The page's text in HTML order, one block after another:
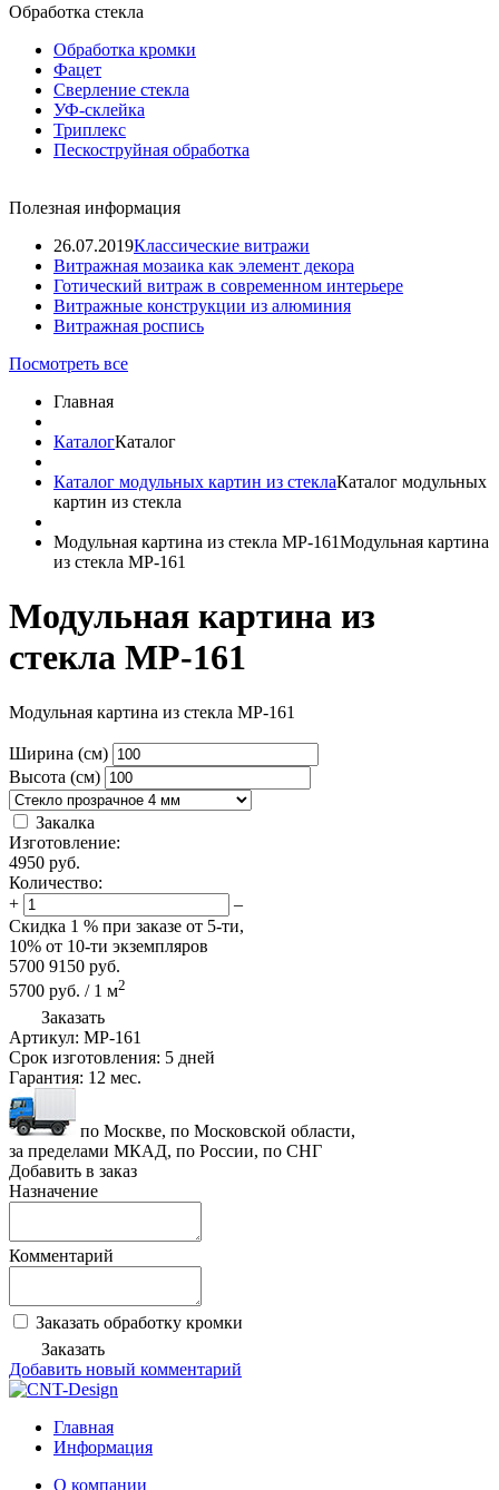
Обработка стекла
Обработка кромки
Фацет
Сверление стекла
УФ-склейка
Триплекс
Пескоструйная обработка
Полезная информация
26.07.2019Классические витражи
Витражная мозаика как элемент декора
Готический витраж в современном интерьере
Витражные конструкции из алюминия
Витражная роспись
Посмотреть все
Главная
КаталогКаталог
Каталог модульных картин из стеклаКаталог модульных
картин из стекла
Модульная картина из стекла MP-161Модульная картина
из стекла MP-161
Модульная картина из
стекла MP-161
Модульная картина из стекла MP-161
Ширина (см)
Высота (см)
Закалка
Изготовление:
4950 руб.
Количество:
+
–
Скидка 1 % при заказе от 5-ти,
10% от 10-ти экземпляров
5700 9150 руб.
5700 руб. / 1 м2
Заказать
Артикул: MP-161
Срок изготовления: 5 дней
Гарантия: 12 мес.
по Москве, по Московской области,
за пределами МКАД, по России, по СНГ
Добавить в заказ
Назначение
Комментарий
Заказать обработку кромки
Заказать
Добавить новый комментарий
Главная
Информация
О компании